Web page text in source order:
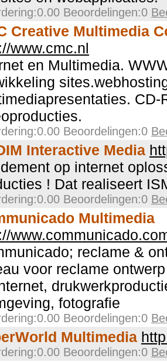
Beoordelingen:0
Creative Multimedia
www.cmc.nl
en Multimedia.
CD-
Beoordelingen:0
Interactive Media
op internet
! Dat realiseert
Beoordelingen:0
Multimedia
reclame &
voor reclame
fotografie
Beoordelingen:0
Multimedia
Beoordelingen:0